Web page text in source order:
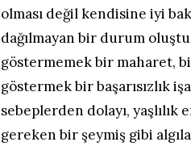
olması değil kendisine iyi
dağılmayan bir durum
göstermemek bir maharet,
göstermek bir başarısızlık
sebeplerden dolayı,
gereken bir şeymiş gibi